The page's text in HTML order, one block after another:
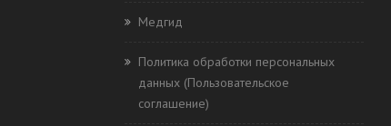
Медгид
Политика обработки персональных
данных (Пользовательское
соглашение)